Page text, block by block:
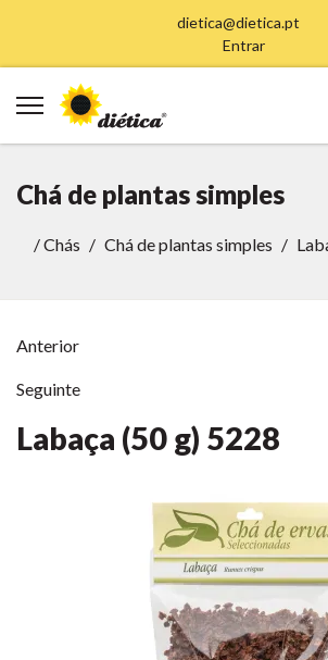
dietica@dietica.pt
Entrar
Chá de plantas simples
/Chás Chá de plantas simples
Anterior
Seguinte
Labaça (50 g) 5228